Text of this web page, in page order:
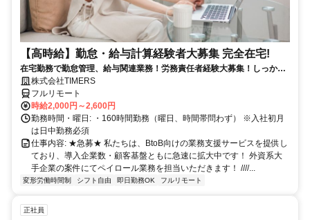
【高時給】勤怠・給与計算経験者大募集 完全在宅!
在宅勤務で勤怠管理、給与関連業務！労務責任者経験大募集！しっかり
稼ぎたい方、注目！
株式会社TIMERS
フルリモート
時給2,000円～2,600円
勤務時間・曜日: ・160時間勤務（曜日、時間帯問わず） ※入社初月
は日中勤務必須
仕事内容: ★急募★ 私たちは、BtoB向けの業務支援サービスを提供し
ており、導入企業数・顧客基盤ともに急速に拡大中です！ 外資系大
手企業の案件にてペイロール業務を担当いただきます！ ////...
変形労働時間制 シフト自由 即日勤務OK フルリモート
正社員